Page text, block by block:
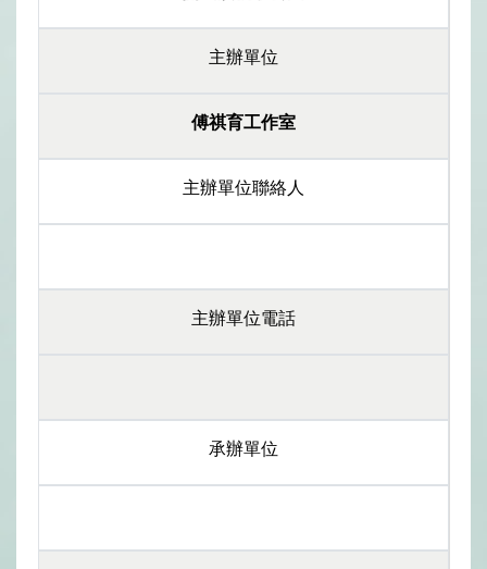
主辦單位
傅祺育工作室
主辦單位聯絡人
主辦單位電話
承辦單位